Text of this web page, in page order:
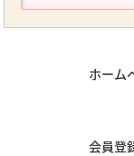
ホーム
会員登